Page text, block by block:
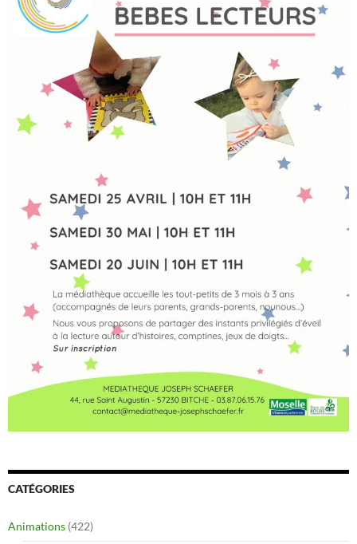
CATÉGORIES
Animations (422)